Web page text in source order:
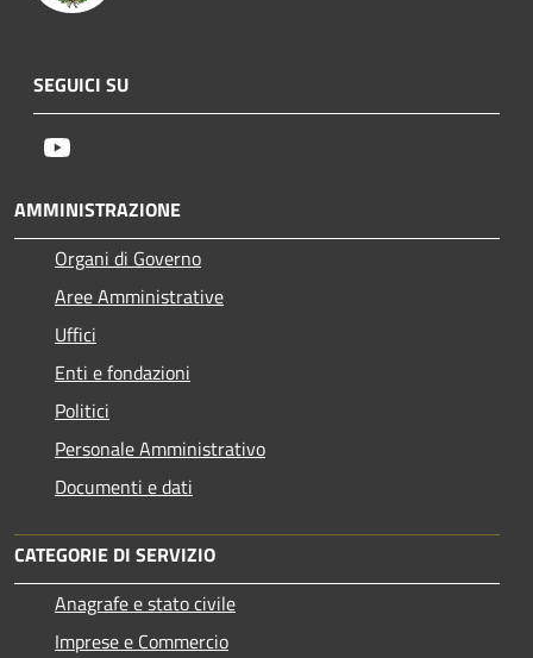
SEGUICI SU
AMMINISTRAZIONE
Organi di Governo
Aree Amministrative
Uffici
Enti e fondazioni
Politici
Personale Amministrativo
Documenti e dati
CATEGORIE DI SERVIZIO
Anagrafe e stato civile
Imprese e Commercio